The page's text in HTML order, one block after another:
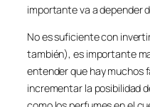
importante va a depender
No es suficiente con
también), es importante
entender que hay muchos
incrementar la posibilidad